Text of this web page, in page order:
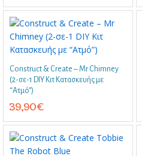
Construct & Create – Mr Chimney
(2-σε-1 DIY Κιτ Κατασκευής με
“Ατμό”)
39,90€